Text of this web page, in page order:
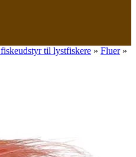
til lystfiskere » Fluer»